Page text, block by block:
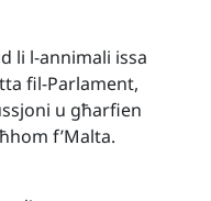
li l-annimali issa
fil-Parlament,
u għarfien
f’Malta.